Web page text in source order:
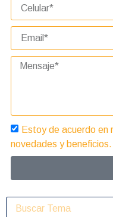
Estoy de acuerdo en
novedades y beneficios.